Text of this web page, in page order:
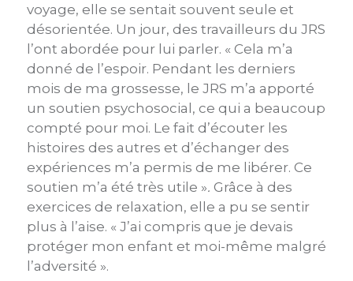
voyage, elle se sentait souvent seule et
désorientée. Un jour, des travailleurs du JRS
l’ont abordée pour lui parler. « Cela m’a
donné de l’espoir. Pendant les derniers
mois de ma grossesse, le JRS m’a apporté
un soutien psychosocial, ce qui a beaucoup
compté pour moi. Le fait d’écouter les
histoires des autres et d’échanger des
expériences m’a permis de me libérer. Ce
soutien m’a été très utile ». Grâce à des
exercices de relaxation, elle a pu se sentir
plus à l’aise. « J’ai compris que je devais
protéger mon enfant et moi-même malgré
l’adversité ».